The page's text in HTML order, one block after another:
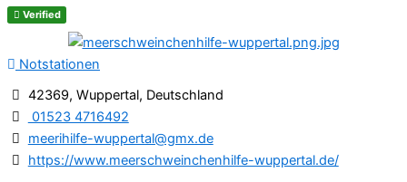
Verified
Notstationen
42369, Wuppertal, Deutschland
01523 4716492
meerihilfe-wuppertal@gmx.de
https://www.meerschweinchenhilfe-wuppertal.de/